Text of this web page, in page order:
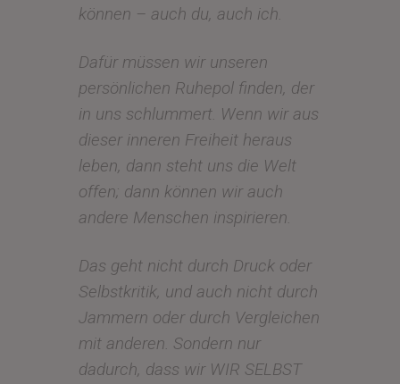
können – auch du, auch ich.
Dafür müssen wir unseren
persönlichen Ruhepol finden, der
in uns schlummert. Wenn wir aus
dieser inneren Freiheit heraus
leben, dann steht uns die Welt
offen; dann können wir auch
andere Menschen inspirieren.
Das geht nicht durch Druck oder
Selbstkritik, und auch nicht durch
Jammern oder durch Vergleichen
mit anderen. Sondern nur
dadurch, dass wir WIR SELBST